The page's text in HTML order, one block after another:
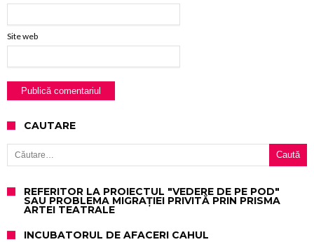
Site web
CAUTARE
Caută după:
REFERITOR LA PROIECTUL "VEDERE DE PE POD"
SAU PROBLEMA MIGRAȚIEI PRIVITĂ PRIN PRISMA
ARTEI TEATRALE
INCUBATORUL DE AFACERI CAHUL